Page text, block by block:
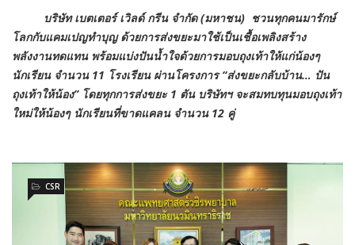
บริษัท เบตเตอร์ เวิลด์ กรีน จำกัด (มหาชน) ชวนทุกคนมารักษ์
โลกกับแคมเปญทำบุญ ด้วยการส่งขยะมาใช้เป็นเชื้อเพลิงสร้าง
พลังงานทดแทน พร้อมแบ่งปันน้ำใจด้วยการมอบถุงเท้าให้แก่น้องๆ
นักเรียน จำนวน 11 โรงเรียน ผ่านโครงการ “ส่งขยะกลับบ้าน… ปัน
ถุงเท้าให้น้อง” โดยทุกการส่งขยะ 1 ตัน บริษัทฯ จะสมทบทุนมอบถุงเท้า
ใหม่ให้น้องๆ นักเรียนที่ขาดแคลน จำนวน 12 คู่
CSR